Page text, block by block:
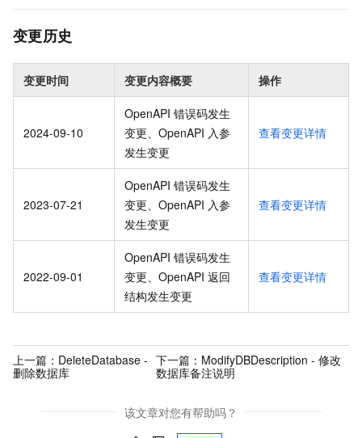
变更历史
变更时间 变更内容概要 操作
2024-09-10
OpenAPI 错误码发生
变更、OpenAPI 入参
发生变更
查看变更详情
2023-07-21
OpenAPI 错误码发生
变更、OpenAPI 入参
发生变更
查看变更详情
2022-09-01
OpenAPI 错误码发生
变更、OpenAPI 返回
结构发生变更
查看变更详情
上一篇： DeleteDatabase -
删除数据库
下一篇： ModifyDBDescription - 修改
数据库备注说明
该文章对您有帮助吗？